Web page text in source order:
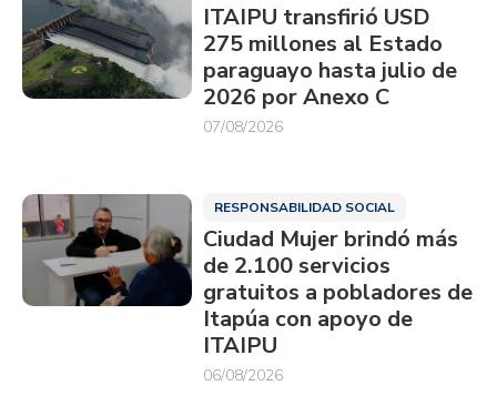
ITAIPU transfirió USD
275 millones al Estado
paraguayo hasta julio de
2026 por Anexo C
07/08/2026
RESPONSABILIDAD SOCIAL
Ciudad Mujer brindó más
de 2.100 servicios
gratuitos a pobladores de
Itapúa con apoyo de
ITAIPU
06/08/2026